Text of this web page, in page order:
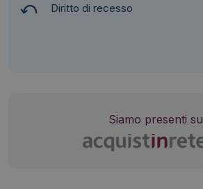
Diritto di recesso
Siamo presenti su